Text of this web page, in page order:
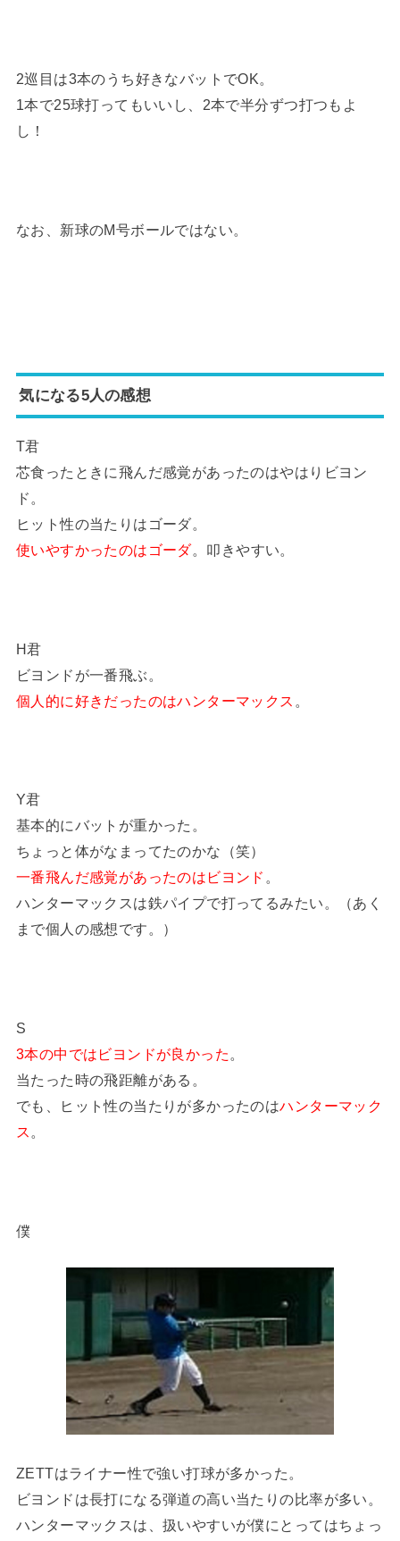
2巡目は3本のうち好きなバットでOK。
1本で25球打ってもいいし、2本で半分ずつ打つもよ
し！
なお、新球のМ号ボールではない。
気になる5人の感想
T君
芯食ったときに飛んだ感覚があったのはやはりビヨン
ド。
ヒット性の当たりはゴーダ。
使いやすかったのはゴーダ。叩きやすい。
H君
ビヨンドが一番飛ぶ。
個人的に好きだったのはハンターマックス
Y君
基本的にバットが重かった。
ちょっと体がなまってたのかな（笑）
一番飛んだ感覚があったのはビヨンド 。
ハンターマックスは鉄パイプで打ってるみたい。（あく
まで個人の感想です。）
S
3本の中ではビヨンドが良かった 。
当たった時の飛距離がある。
でも、ヒット性の当たりが多かったのはハンターマック
ス 。
僕
ZETTはライナー性で強い打球が多かった。
ビヨンドは長打になる弾道の高い当たりの比率が多い。
ハンターマックスは、扱いやすいが僕にとってはちょっ